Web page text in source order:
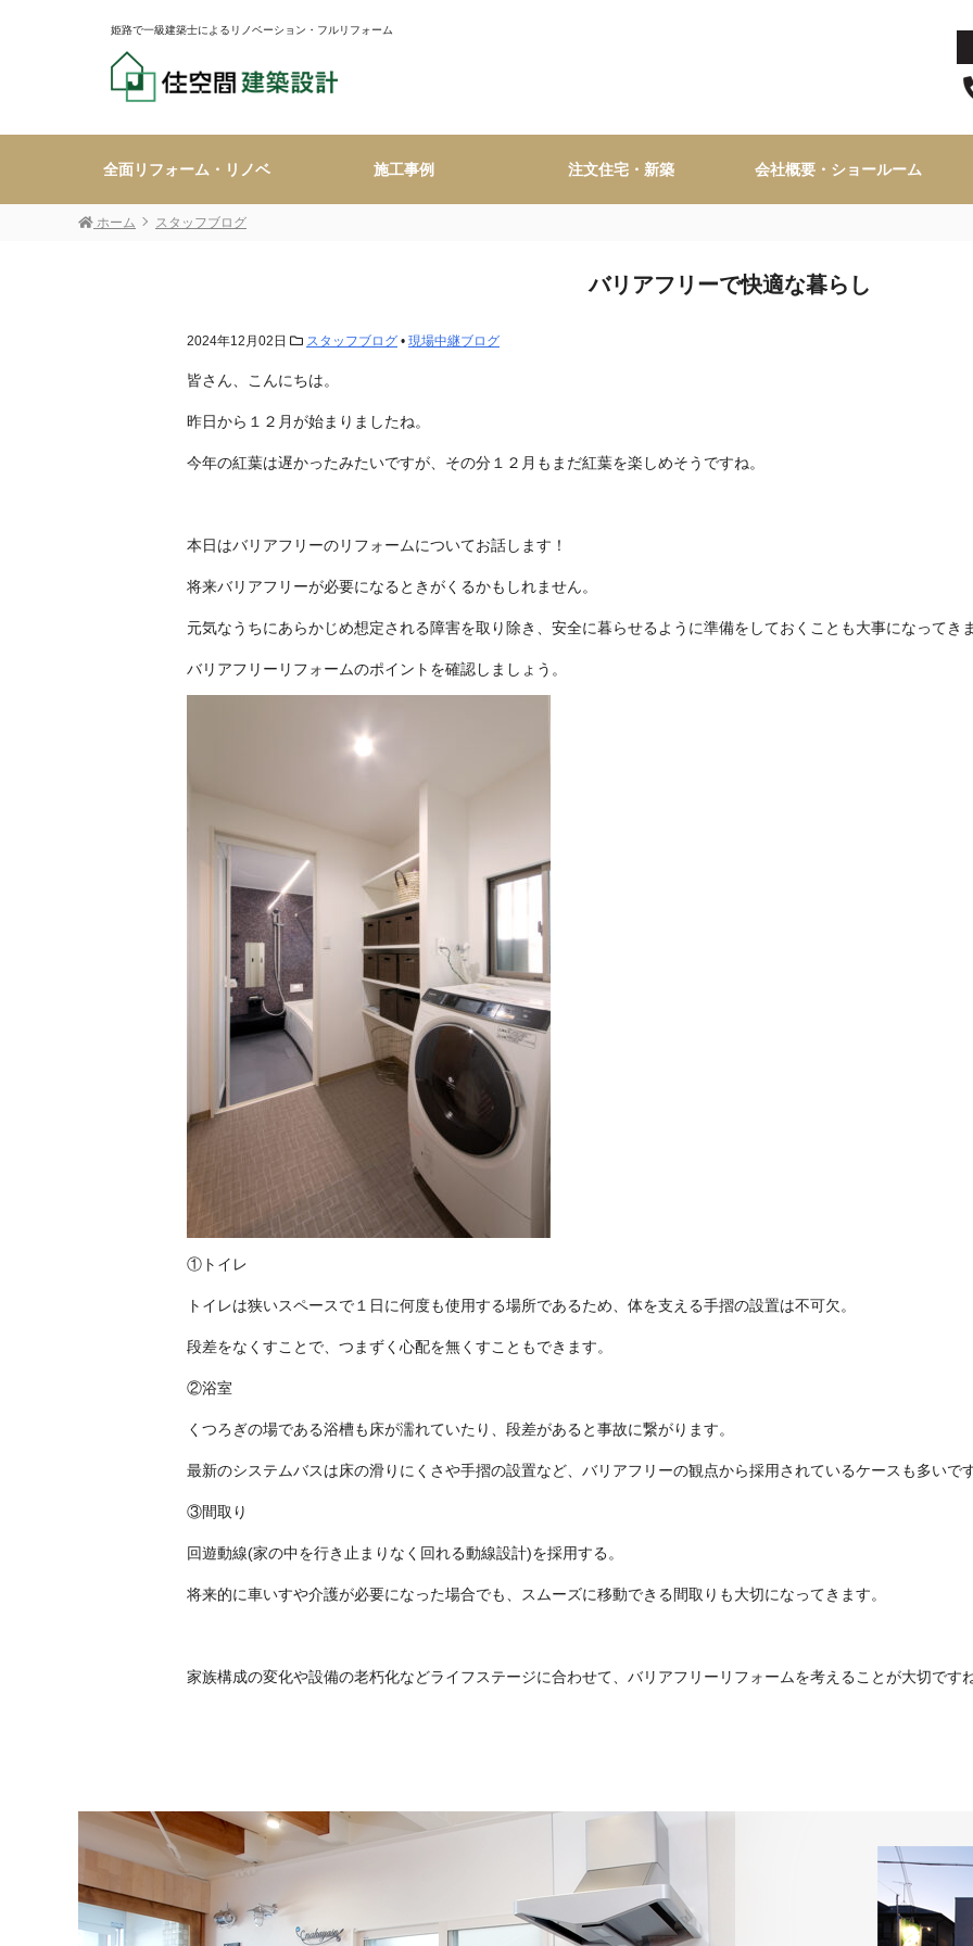
姫路で一級建築士によるリノベーション・フルリフォーム
全面リフォーム・リノベ 施工事例 注文住宅・新築 会社概要・ショールーム
ホーム スタッフブログ
バリアフリーで快適な暮らし
2024年12月02日 スタッフブログ • 現場中継ブログ
皆さん、こんにちは。
昨日から１２月が始まりましたね。
今年の紅葉は遅かったみたいですが、その分１２月もまだ紅葉を楽しめそうですね。
本日はバリアフリーのリフォームについてお話します！
将来バリアフリーが必要になるときがくるかもしれません。
元気なうちにあらかじめ想定される障害を取り除き、安全に暮らせるように準備をしておくことも大事になってき
バリアフリーリフォームのポイントを確認しましょう。
①トイレ
トイレは狭いスペースで１日に何度も使用する場所であるため、体を支える手摺の設置は不可欠。
段差をなくすことで、つまずく心配を無くすこともできます。
②浴室
くつろぎの場である浴槽も床が濡れていたり、段差があると事故に繋がります。
最新のシステムバスは床の滑りにくさや手摺の設置など、バリアフリーの観点から採用されているケースも多いで
③間取り
回遊動線(家の中を行き止まりなく回れる動線設計)を採用する。
将来的に車いすや介護が必要になった場合でも、スムーズに移動できる間取りも大切になってきます。
家族構成の変化や設備の老朽化などライフステージに合わせて、バリアフリーリフォームを考えることが大切です